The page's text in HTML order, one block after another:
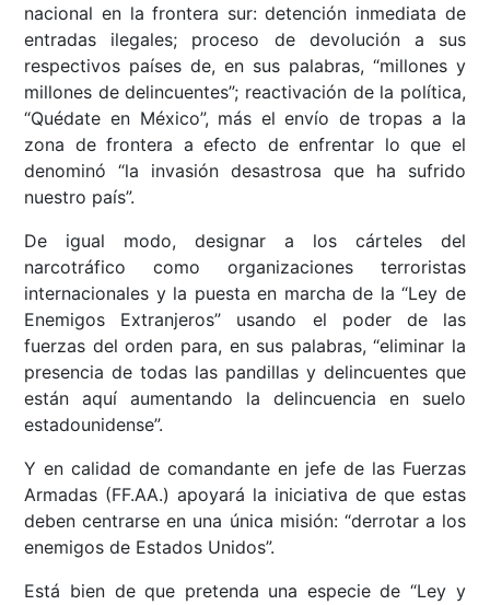
nacional en la frontera sur: detención inmediata de
entradas ilegales; proceso de devolución a sus
respectivos países de, en sus palabras, “millones y
millones de delincuentes”; reactivación de la política,
“Quédate en México”, más el envío de tropas a la
zona de frontera a efecto de enfrentar lo que el
denominó “la invasión desastrosa que ha sufrido
nuestro país”.
De igual modo, designar a los cárteles del
narcotráfico como organizaciones terroristas
internacionales y la puesta en marcha de la “Ley de
Enemigos Extranjeros” usando el poder de las
fuerzas del orden para, en sus palabras, “eliminar la
presencia de todas las pandillas y delincuentes que
están aquí aumentando la delincuencia en suelo
estadounidense”.
Y en calidad de comandante en jefe de las Fuerzas
Armadas (FF.AA.) apoyará la iniciativa de que estas
deben centrarse en una única misión: “derrotar a los
enemigos de Estados Unidos”.
Está bien de que pretenda una especie de “Ley y